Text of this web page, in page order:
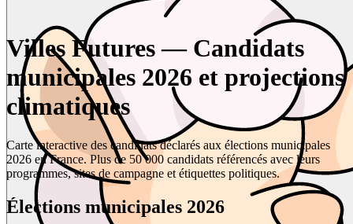
Villes Futures — Candidats
municipales 2026 et projections
climatiques
Carte interactive des candidats déclarés aux élections municipales
2026 en France. Plus de 50 000 candidats référencés avec leurs
programmes, sites de campagne et étiquettes politiques.
Élections municipales 2026